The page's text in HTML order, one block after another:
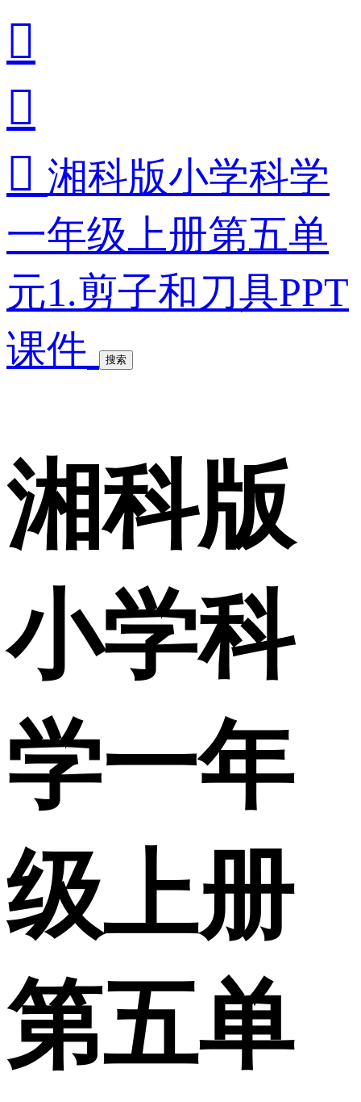


 湘科版小学科学
一年级上册第五单
元1.剪子和刀具PPT
课件
搜索
湘科版
小学科
学一年
级上册
第五单